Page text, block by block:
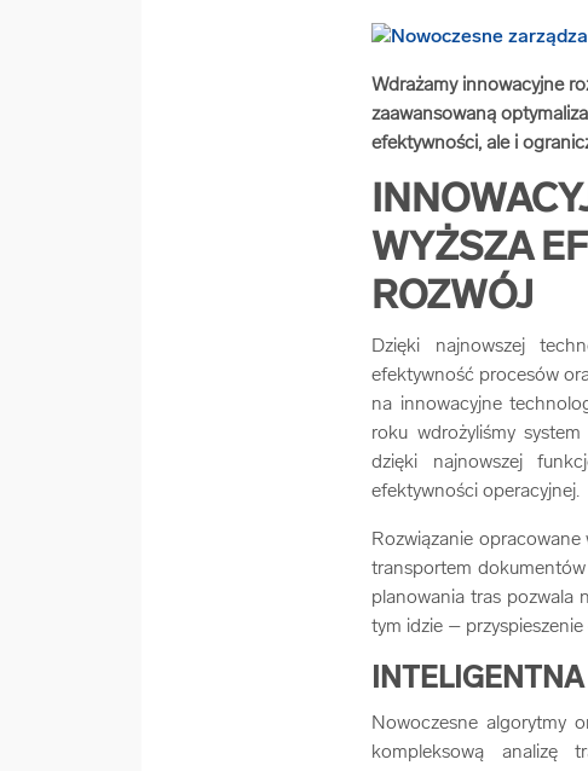
Wdrażamy innowacyjne
zaawansowaną
efektywności, ale i
WYŻSZA
ROZWÓJ
Dzięki najnowszej
efektywność procesów
na innowacyjne
roku wdrożyliśmy
dzięki najnowszej
efektywności operacyjnej.
Rozwiązanie
transportem
planowania tras pozwala
tym idzie –
Nowoczesne algorytmy
kompleksową analizę